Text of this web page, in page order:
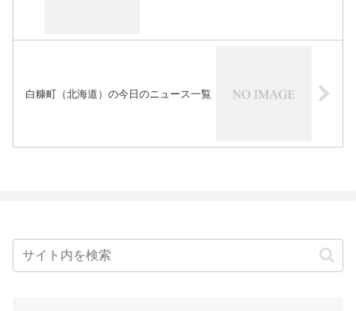
白糠町（北海道）の今日のニュース一覧